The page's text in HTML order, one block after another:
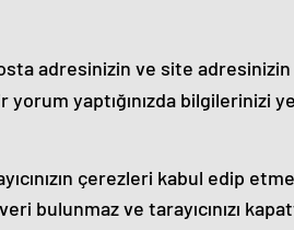
adresinizin ve site
yaptığınızda bilgilerinizi
çerezleri kabul edip
bulunmaz ve tarayıcınızı